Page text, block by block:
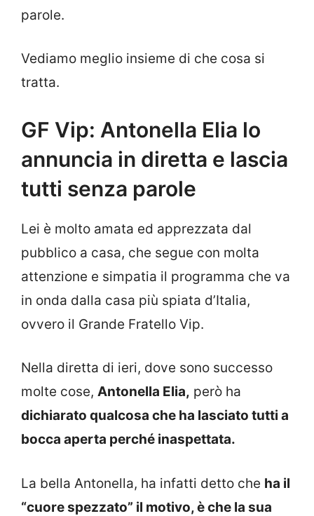
parole.
Vediamo meglio insieme di che cosa si
tratta.
GF Vip: Antonella Elia lo
annuncia in diretta e lascia
tutti senza parole
Lei è molto amata ed apprezzata dal
pubblico a casa, che segue con molta
attenzione e simpatia il programma che va
in onda dalla casa più spiata d’Italia,
ovvero il Grande Fratello Vip.
Nella diretta di ieri, dove sono successo
molte cose, Antonella Elia, però ha
dichiarato qualcosa che ha lasciato tutti a
bocca aperta perché inaspettata.
La bella Antonella, ha infatti detto che ha il
“cuore spezzato” il motivo, è che la sua